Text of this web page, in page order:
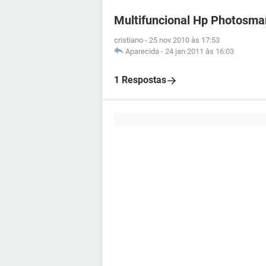
Multifuncional Hp
cristiano - 25 nov 2010 às 17:53
Aparecida - 24 jan 2011 às 16:03
1 Respostas